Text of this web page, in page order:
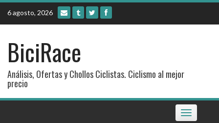
Skip
content
6 agosto, 2026
BiciRace
Análisis, Ofertas y Chollos Ciclistas. Ciclismo al mejor
precio
Toggle
navigation